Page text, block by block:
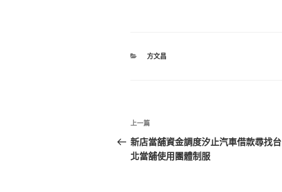
分
方文昌
文
章
導
上
一
篇
上一篇
新店當舖資金調度汐止汽車借款尋找台
北當舖使用團體制服